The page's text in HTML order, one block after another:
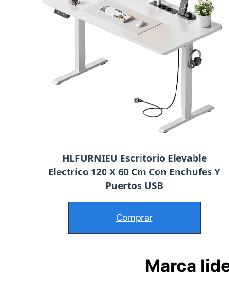
HLFURNIEU Escritorio Elevable
Electrico 120 X 60 Cm Con Enchufes Y
Puertos USB
Comprar
Marca